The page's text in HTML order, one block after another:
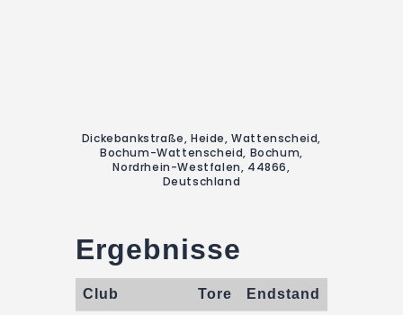
Dickebankstraße, Heide, Wattenscheid,
Bochum-Wattenscheid, Bochum,
Nordrhein-Westfalen, 44866,
Deutschland
Ergebnisse
Club Tore
Endstand